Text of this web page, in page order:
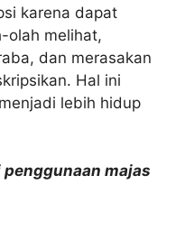
karena dapat
olah melihat,
dan merasakan
Hal ini
lebih hidup
majas